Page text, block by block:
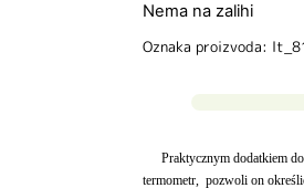
Nema na zalihi
Oznaka proizvoda:
Praktycznym dodatkiem
termometr, pozwoli on